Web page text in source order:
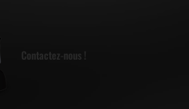
Contactez-nous !